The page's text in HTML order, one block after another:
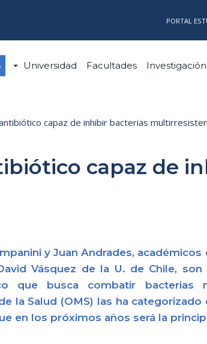
PORTAL
Universidad Facultades Investigación
capaz de inhibir bacterias
capaz de
y Juan Andrades,
Vásquez de la U. de Chile,
que busca combatir bacterias
la Salud (OMS) las ha
en los próximos años será la